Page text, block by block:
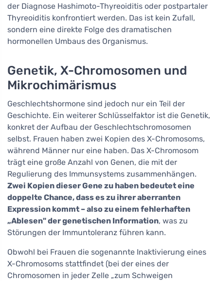
der Diagnose Hashimoto-Thyreoiditis oder postpartaler
Thyreoiditis konfrontiert werden. Das ist kein Zufall,
sondern eine direkte Folge des dramatischen
hormonellen Umbaus des Organismus.
Genetik, X-Chromosomen und
Mikrochimärismus
Geschlechtshormone sind jedoch nur ein Teil der
Geschichte. Ein weiterer Schlüsselfaktor ist die Genetik,
konkret der Aufbau der Geschlechtschromosomen
selbst. Frauen haben zwei Kopien des X-Chromosoms,
während Männer nur eine haben. Das X-Chromosom
trägt eine große Anzahl von Genen, die mit der
Regulierung des Immunsystems zusammenhängen.
Zwei Kopien dieser Gene zu haben bedeutet eine
doppelte Chance, dass es zu ihrer aberranten
Expression kommt – also zu einem fehlerhaften
„Ablesen" der genetischen Information, was zu
Störungen der Immuntoleranz führen kann.
Obwohl bei Frauen die sogenannte Inaktivierung eines
X-Chromosoms stattfindet (bei der eines der
Chromosomen in jeder Zelle „zum Schweigen